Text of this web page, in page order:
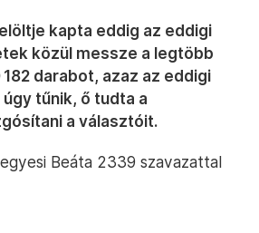
kapta eddig az eddigi
közül messze a legtöbb
darabot, azaz az eddigi
tűnik, ő tudta a
a választóit.
Beáta 2339 szavazattal